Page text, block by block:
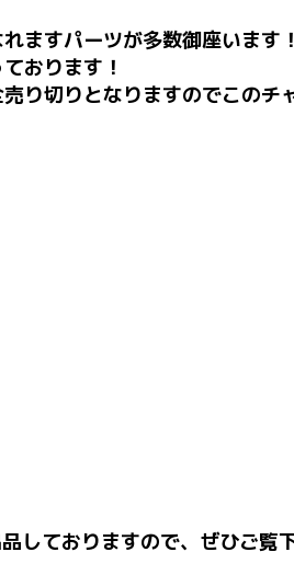
ますパーツが多数御座います！
おります！
り切りとなりますのでこのチ
しておりますので、ぜひご覧